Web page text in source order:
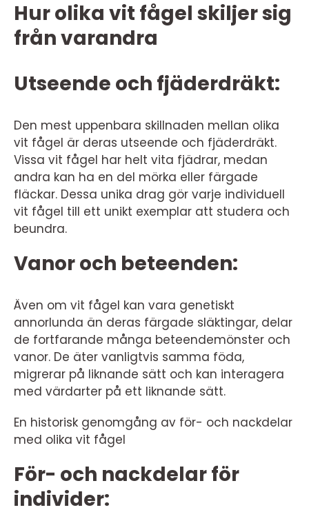
Hur olika vit fågel skiljer sig
från varandra
Utseende och fjäderdräkt:
Den mest uppenbara skillnaden mellan olika
vit fågel är deras utseende och fjäderdräkt.
Vissa vit fågel har helt vita fjädrar, medan
andra kan ha en del mörka eller färgade
fläckar. Dessa unika drag gör varje individuell
vit fågel till ett unikt exemplar att studera och
beundra.
Vanor och beteenden:
Även om vit fågel kan vara genetiskt
annorlunda än deras färgade släktingar, delar
de fortfarande många beteendemönster och
vanor. De äter vanligtvis samma föda,
migrerar på liknande sätt och kan interagera
med värdarter på ett liknande sätt.
En historisk genomgång av för- och nackdelar
med olika vit fågel
För- och nackdelar för
individer: